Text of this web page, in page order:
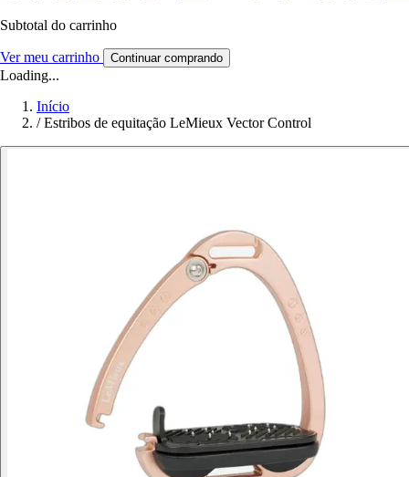
Subtotal do carrinho
Ver meu carrinho Continuar comprando
Loading...
Início
/ Estribos de equitação LeMieux Vector Control